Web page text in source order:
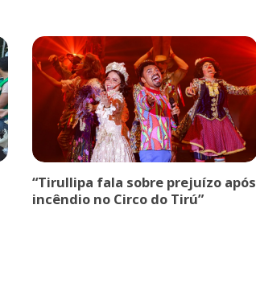
“Tirullipa fala sobre prejuízo após
incêndio no Circo do Tirú”